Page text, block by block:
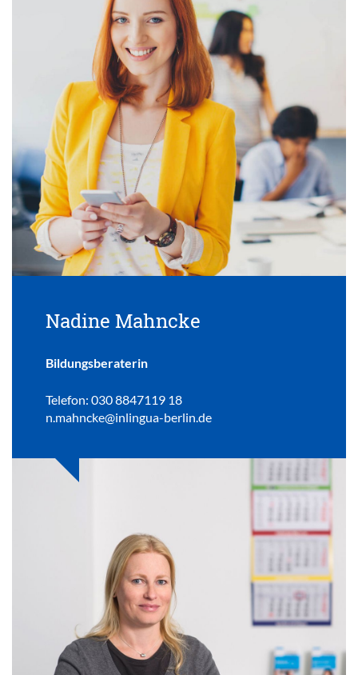
Nadine Mahncke
Bildungsberaterin
Telefon: 030 8847119 18
n.mahncke@inlingua-berlin.de